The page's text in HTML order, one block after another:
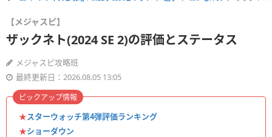
【メジャスピ】
ザックネト(2024 SE 2)の評価とステータス
メジャスピ攻略班
最終更新日：2026.08.05 13:05
★スターウォッチ第4弾評価ランキング
★ショーダウン
ピックアップ情報